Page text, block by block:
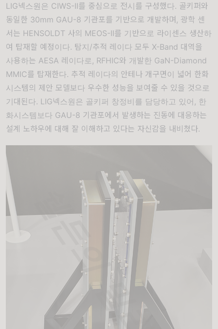
LIG넥스원은 CIWS-II를 중심으로 전시를 구성했다. 골키퍼와
동일한 30mm GAU-8 기관포를 기반으로 개발하며, 광학 센
서는 HENSOLDT 사의 MEOS-II를 기반으로 라이센스 생산하
여 탑재할 예정이다. 탐지/추적 레이다 모두 X-Band 대역을
사용하는 AESA 레이다로, RFHIC와 개발한 GaN-Diamond
MMIC를 탑재한다. 추적 레이다의 안테나 개구면이 넓어 한화
시스템의 제안 모델보다 우수한 성능을 보여줄 수 있을 것으로
기대된다. LIG넥스원은 골키퍼 창정비를 담당하고 있어, 한
화시스템보다 GAU-8 기관포에서 발생하는 진동에 대응하는
설계 노하우에 대해 잘 이해하고 있다는 자신감을 내비쳤다.